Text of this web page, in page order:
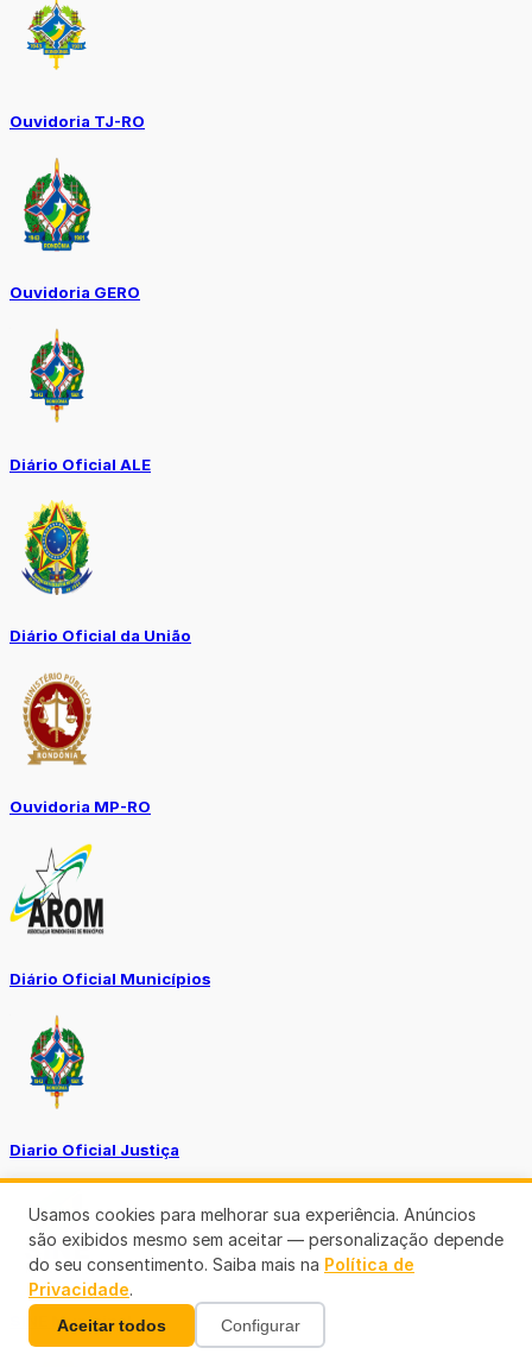
Ouvidoria TJ-RO
Ouvidoria GERO
Diário Oficial ALE
Diário Oficial da União
Ouvidoria MP-RO
Diário Oficial Municípios
Diario Oficial Justiça
SINE Municipal
Usamos cookies para melhorar sua experiência. Anúncios
são exibidos mesmo sem aceitar — personalização depende
do seu consentimento. Saiba mais na Política de
Privacidade.
Aceitar todos Configurar